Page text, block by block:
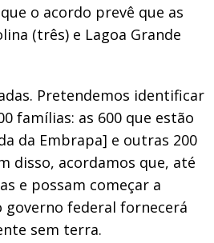
o acordo prevê que as
(três) e Lagoa Grande
Pretendemos identificar
famílias: as 600 que estão
da Embrapa] e outras 200
disso, acordamos que, até
e possam começar a
federal fornecerá
sem terra.